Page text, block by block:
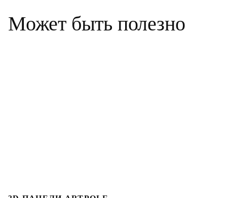
Может быть полезно